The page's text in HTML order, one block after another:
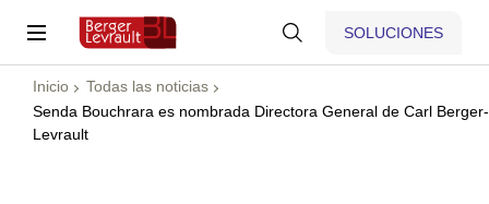
SOLUCIONES
Inicio
Todas las noticias
Senda Bouchrara es nombrada Directora General de Carl Berger-
Levrault